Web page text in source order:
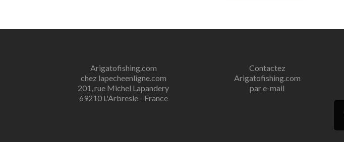
Arigatofishing.com
chez lapecheenligne.com
201, rue Michel Lapandery
69210 L'Arbresle - France
Contactez
Arigatofishing.com
par e-mail